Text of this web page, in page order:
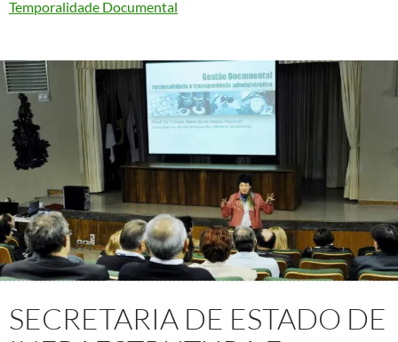
Temporalidade Documental
SECRETARIA DE ESTADO DE